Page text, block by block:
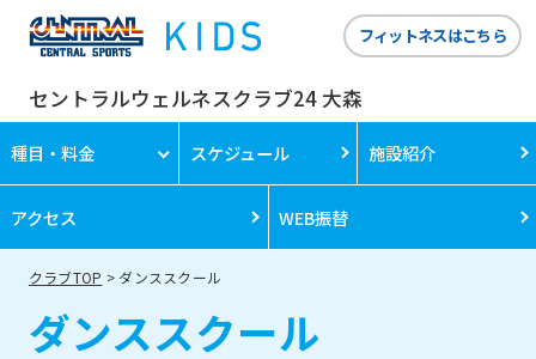
セントラルウェルネスクラブ24 大森
フィットネスはこちら
種目・料金 スケジュール 施設紹介
アクセス WEB振替
クラブTOP ダンススクール
ダンススクール